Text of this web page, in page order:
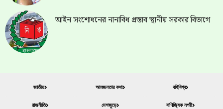
আইন সংশোধনের নানাবিধ প্রস্তাব স্থানীয় সরকার বিভাগে
জাতীয়
রাজনীতি
আমজনতার কথা
দেশজুড়ে
বহিবিশ্ব
বাণিজ্যিক নগরী